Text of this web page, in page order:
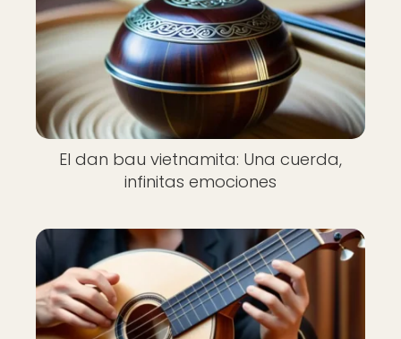
El dan bau vietnamita: Una cuerda,
infinitas emociones